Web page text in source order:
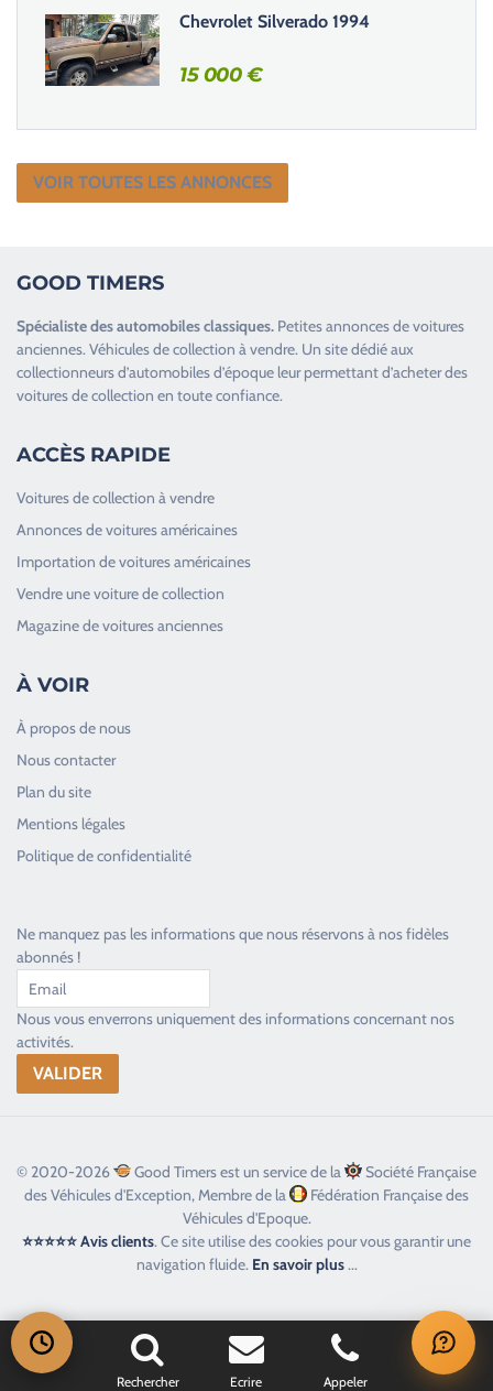
Chevrolet Silverado 1994
15 000€
VOIR TOUTES LES ANNONCES
GOOD TIMERS
Spécialiste desautomobiles classiques. Petites annonces devoitures
anciennes.Véhicules de collection à vendre. Un site dédié aux
collectionneurs d’automobiles d’époque leur permettant d’acheter des
voitures de collection en toute confiance.
ACCÈS RAPIDE
Voitures de collection à vendre
Annonces de voitures américaines
Importation de voitures américaines
Vendre une voiture de collection
Magazine de voitures anciennes
À VOIR
À propos de nous
Nous contacter
Plan du site
Mentions légales
Politique de confidentialité
Ne manquez pas les informations que nous réservons à nos fidèles
abonnés !
Nous vous enverrons uniquement des informations concernant nos
activités.
© 2020-2026 Good Timers est un service de la
Société Française
des Véhicules d'Exception, Membre de la
Fédération Française des
Véhicules d'Epoque.
⭐⭐⭐⭐⭐ Avis clients. Ce site utilise des cookies pour vous garantir une
navigation fluide. En savoir plus...
Rechercher Ecrire Appeler
Toujours heureux d'aider les passionnés